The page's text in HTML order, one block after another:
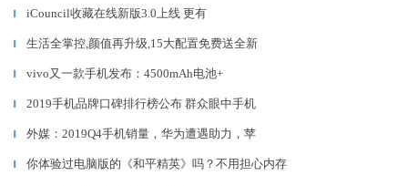
▎ iCouncil收藏在线新版3.0上线 更有
▎ 生活全掌控,颜值再升级,15大配置免费送全新
▎ vivo又一款手机发布：4500mAh电池+
▎ 2019手机品牌口碑排行榜公布 群众眼中手机
▎ 外媒：2019Q4手机销量，华为遭遇助力，苹
▎ 你体验过电脑版的《和平精英》吗？不用担心内存